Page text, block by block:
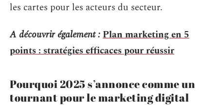
les cartes pour les acteurs du secteur.
A découvrir également :Plan marketing en 5
points : stratégies efficaces pour réussir
Pourquoi 2025 s’annonce comme un
tournant pour le marketing digital